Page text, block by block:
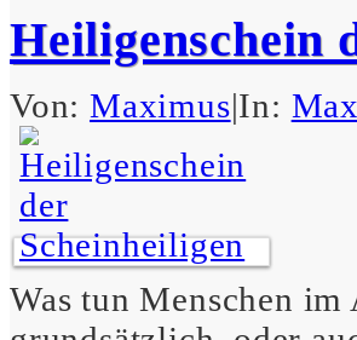
Heiligenschein
Von: Maximus|In:
Was tun Menschen